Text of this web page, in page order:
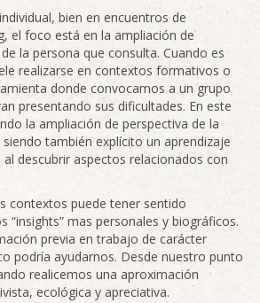
bien en encuentros de
el foco está en la ampliación de
la persona que consulta. Cuando es
realizarse en contextos formativos o
donde convocamos a un grupo
presentando sus dificultades. En este
la ampliación de perspectiva de la
también explícito un aprendizaje
descubrir aspectos relacionados con
contextos puede tener sentido
“insights” mas personales y biográficos.
previa en trabajo de carácter
podría ayudarnos. Desde nuestro punto
realicemos una aproximación
ecológica y apreciativa.